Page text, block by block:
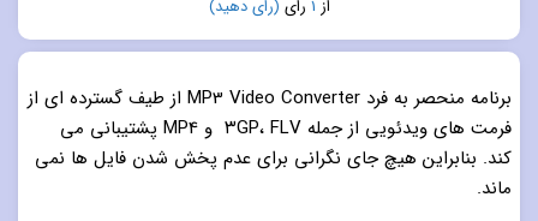
5.0 از 5 از 1 رای (رای دهید)
برنامه منحصر به فرد MP3 Video Converter از طیف گسترده ای از
فرمت های ویدئویی از جمله ۳GP، FLV و MP4 پشتیبانی می
کند. بنابراین هیچ جای نگرانی برای عدم پخش شدن فایل ها نمی
ماند.